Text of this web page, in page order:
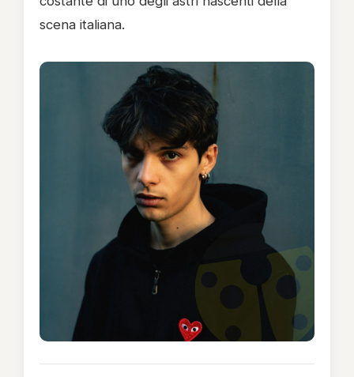
scena italiana.